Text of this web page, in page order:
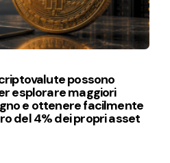
possono
esplorare maggiori
e ottenere facilmente
del 4% dei propri asset